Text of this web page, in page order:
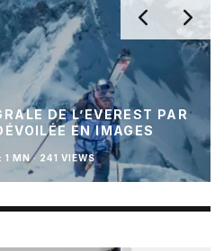
DE L’EVEREST PAR
EN IMAGES
1 MN · 241 VIEWS